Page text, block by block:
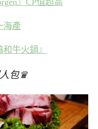
』CP值超高
海產
牛火鍋』
包♛